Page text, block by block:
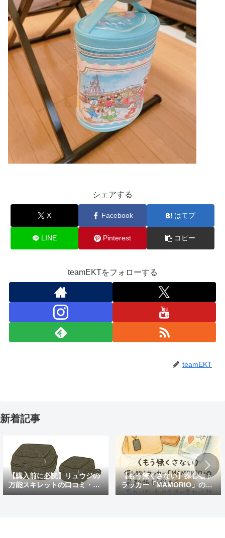
シェアする
X Facebook はてブ
LINE Pinterest コピー
teamEKTをフォローする
teamEKT
新着記事
【購入前に必読】リュウジの
万能スキレットの口コミ・評
判まとめ｜後悔しないための
【もう無くさない】探し物ト
ラッカー「MAMORIO」の最
新版を試したら、忘れっぽい